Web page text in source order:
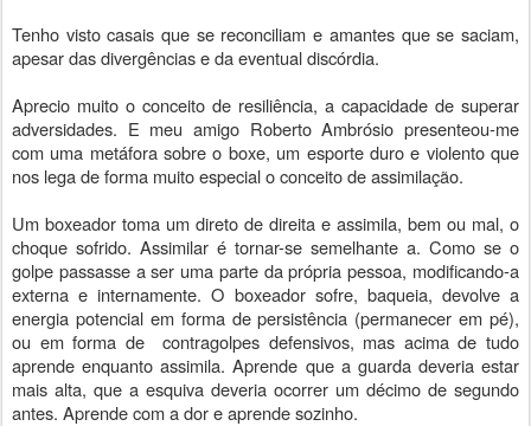
Tenho visto casais que se reconciliam e amantes que se saciam,
apesar das divergências e da eventual discórdia.
Aprecio muito o conceito de resiliência, a capacidade de superar
adversidades. E meu amigo Roberto Ambrósio presenteou-me
com uma metáfora sobre o boxe, um esporte duro e violento que
nos lega de forma muito especial o conceito de assimilação.
Um boxeador toma um direto de direita e assimila, bem ou mal, o
choque sofrido. Assimilar é tornar-se semelhante a. Como se o
golpe passasse a ser uma parte da própria pessoa, modificando-a
externa e internamente. O boxeador sofre, baqueia, devolve a
energia potencial em forma de persistência (permanecer em pé),
ou em forma de contragolpes defensivos, mas acima de tudo
aprende enquanto assimila. Aprende que a guarda deveria estar
mais alta, que a esquiva deveria ocorrer um décimo de segundo
antes. Aprende com a dor e aprende sozinho.